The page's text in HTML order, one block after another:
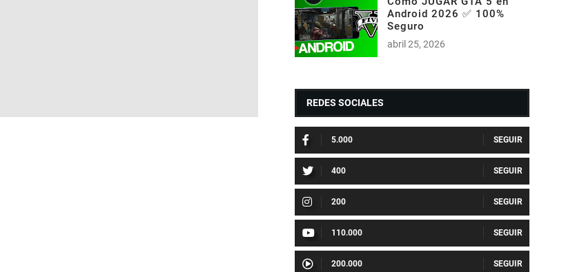
Android 2026 ✅ 100%
Seguro
abril 25, 2026
REDES SOCIALES
5.000
400
200
110.000
200.000